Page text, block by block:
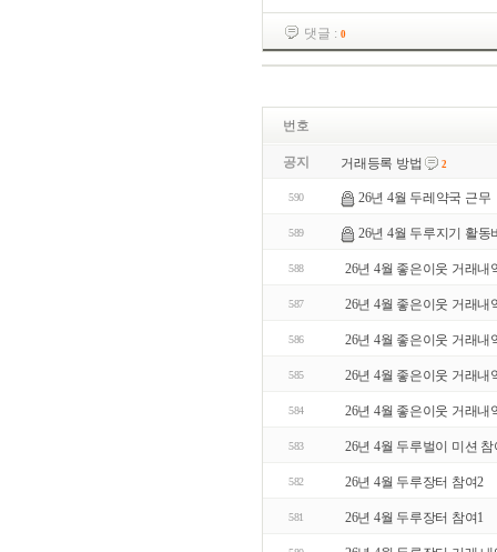
댓글 : 0
번호
공지 거래등록 방법 2
590 26년 4월 두레약국 근무
589 26년 4월 두루지기 활동
588 26년 4월 좋은이웃 거래내
587 26년 4월 좋은이웃 거래내
586 26년 4월 좋은이웃 거래내
585 26년 4월 좋은이웃 거래내
584 26년 4월 좋은이웃 거래내
583 26년 4월 두루벌이 미션 참
582 26년 4월 두루장터 참여2
581 26년 4월 두루장터 참여1